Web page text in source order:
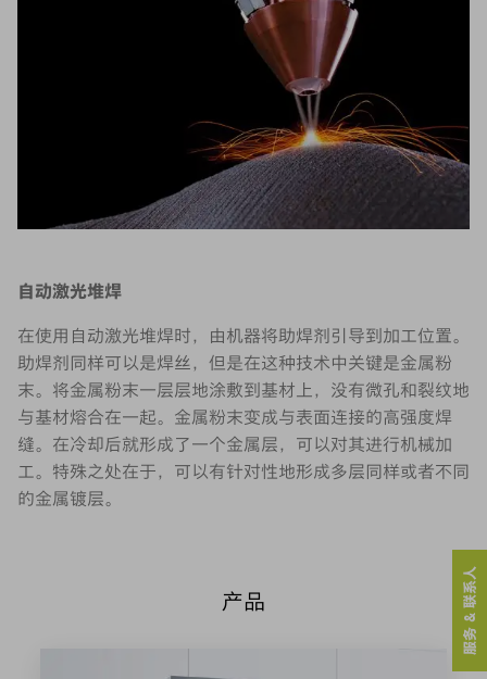
自动激光堆焊
在使用自动激光堆焊时，由机器将助焊剂引导到加工位置。
助焊剂同样可以是焊丝，但是在这种技术中关键是金属粉
末。将金属粉末一层层地涂敷到基材上，没有微孔和裂纹地
与基材熔合在一起。金属粉末变成与表面连接的高强度焊
缝。在冷却后就形成了一个金属层，可以对其进行机械加
工。特殊之处在于，可以有针对性地形成多层同样或者不同
的金属镀层。
产品 服务 & 联系人